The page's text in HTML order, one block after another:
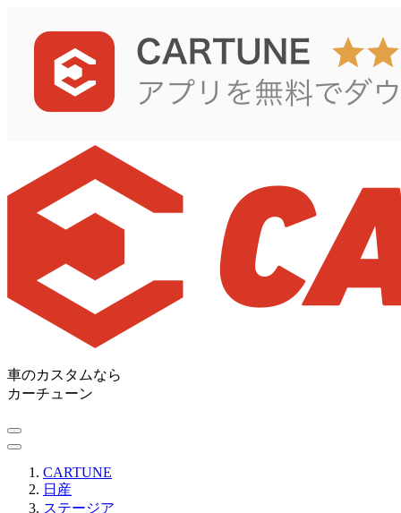
車のカスタムなら
カーチューン
CARTUNE
日産
ステージア